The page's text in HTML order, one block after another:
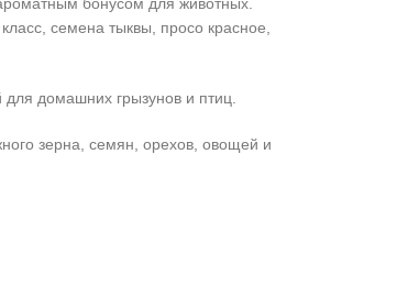
семена тыквы, просо красное,
домашних грызунов и птиц.
зерна, семян, орехов, овощей и